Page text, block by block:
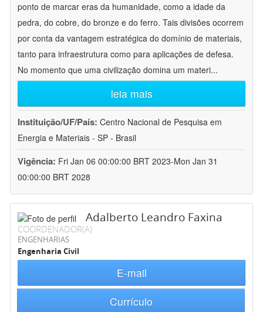
ponto de marcar eras da humanidade, como a idade da
pedra, do cobre, do bronze e do ferro. Tais divisões ocorrem
por conta da vantagem estratégica do domínio de materiais,
tanto para infraestrutura como para aplicações de defesa.
No momento que uma civilização domina um materi...
leia mais
Instituição/UF/País: Centro Nacional de Pesquisa em
Energia e Materiais - SP - Brasil
Vigência: Fri Jan 06 00:00:00 BRT 2023-Mon Jan 31
00:00:00 BRT 2028
Adalberto Leandro Faxina
COORDENADOR(A)
ENGENHARIAS
Engenharia Civil
E-mail
Currículo